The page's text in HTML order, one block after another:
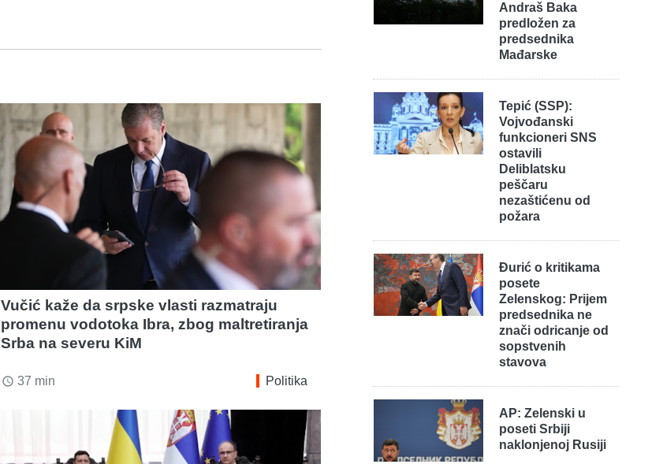
Vučić kaže da srpske vlasti razmatraju
promenu vodotoka Ibra, zbog maltretiranja
Srba na severu KiM
access_time 37 min Politika
Andraš Baka
predložen za
predsednika
Mađarske
Tepić (SSP):
Vojvođanski
funkcioneri SNS
ostavili
Deliblatsku
peščaru
nezaštićenu od
požara
Đurić o kritikama
posete
Zelenskog: Prijem
predsednika ne
znači odricanje od
sopstvenih
stavova
AP: Zelenski u
poseti Srbiji
naklonjenoj Rusiji